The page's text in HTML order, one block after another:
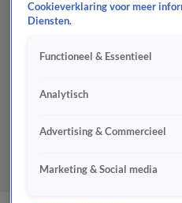
Cookieverklaring voor meer
Diensten.
Functioneel & Essentieel
Analytisch
Advertising & Commercieel
Marketing & Social media